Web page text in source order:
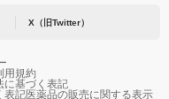
X（旧Twitter）
用規約
に基づく表記
表記医薬品の販売に関する表示